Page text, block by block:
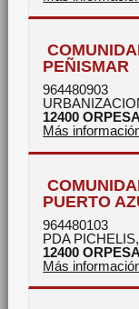
PEÑISMAR
964480903
12400 ORPESA
Más
PUERTO
964480103
PDA
12400 ORPESA
Más